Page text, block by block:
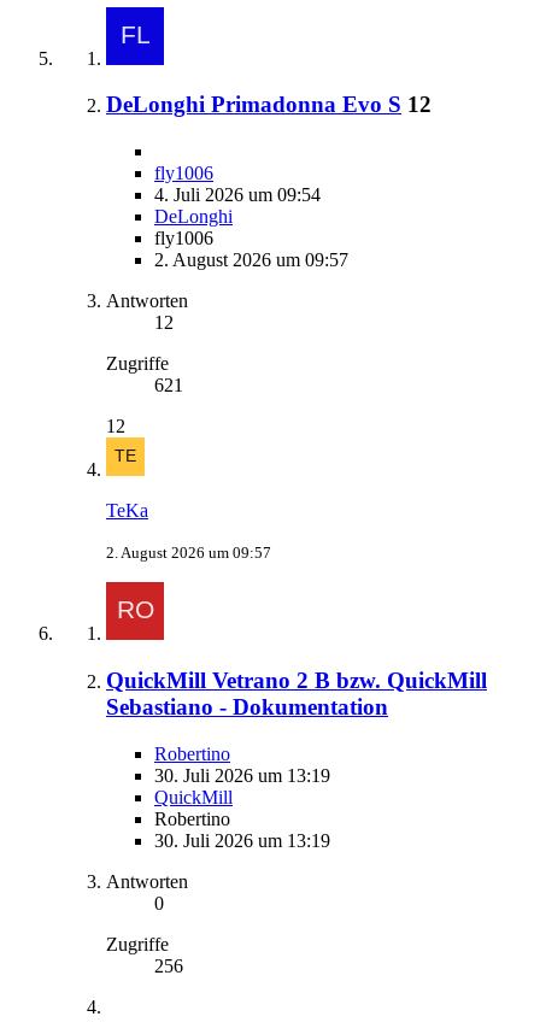
DeLonghi Primadonna Evo S 12
fly1006
4. Juli 2026 um 09:54
DeLonghi
fly1006
2. August 2026 um 09:57
Antworten
12
Zugriffe
621
12
TeKa
2. August 2026 um 09:57
QuickMill Vetrano 2 B bzw. QuickMill
Sebastiano - Dokumentation
Robertino
30. Juli 2026 um 13:19
QuickMill
Robertino
30. Juli 2026 um 13:19
Antworten
0
Zugriffe
256